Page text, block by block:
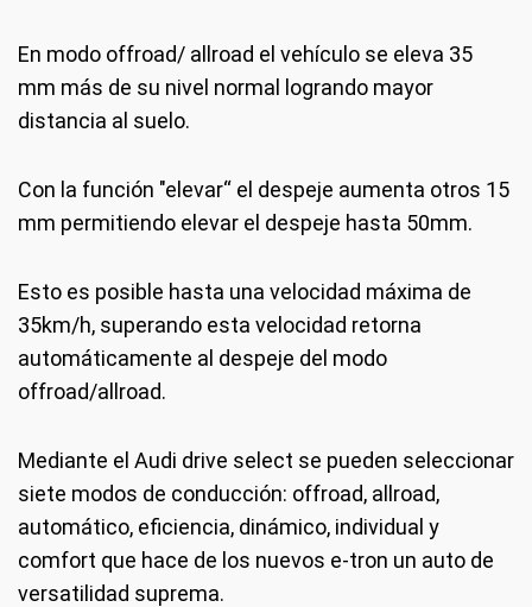
En modo offroad/ allroad el vehículo se eleva 35
mm más de su nivel normal logrando mayor
distancia al suelo.
Con la función "elevar“ el despeje aumenta otros 15
mm permitiendo elevar el despeje hasta 50mm.
Esto es posible hasta una velocidad máxima de
35km/h, superando esta velocidad retorna
automáticamente al despeje del modo
offroad/allroad.
Mediante el Audi drive select se pueden seleccionar
siete modos de conducción: offroad, allroad,
automático, eficiencia, dinámico, individual y
comfort que hace de los nuevos e-tron un auto de
versatilidad suprema.